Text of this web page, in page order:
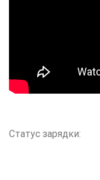
Статус зарядки: